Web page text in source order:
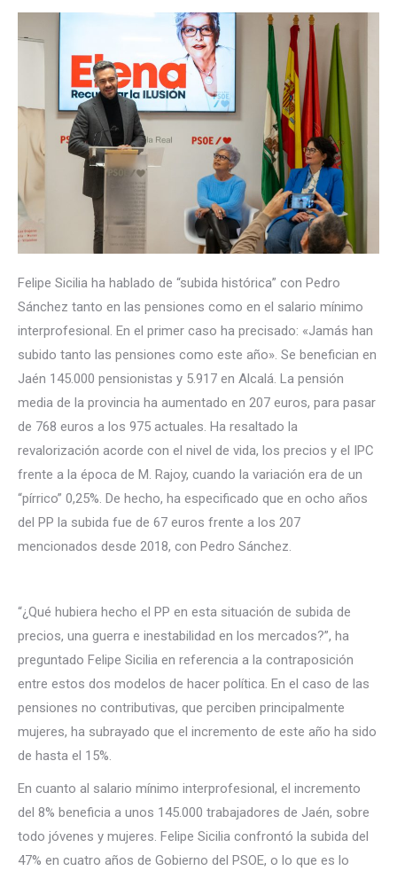
Felipe Sicilia ha hablado de “subida histórica” con Pedro
Sánchez tanto en las pensiones como en el salario mínimo
interprofesional. En el primer caso ha precisado: «Jamás han
subido tanto las pensiones como este año». Se benefician en
Jaén 145.000 pensionistas y 5.917 en Alcalá. La pensión
media de la provincia ha aumentado en 207 euros, para pasar
de 768 euros a los 975 actuales. Ha resaltado la
revalorización acorde con el nivel de vida, los precios y el IPC
frente a la época de M. Rajoy, cuando la variación era de un
“pírrico” 0,25%. De hecho, ha especificado que en ocho años
del PP la subida fue de 67 euros frente a los 207
mencionados desde 2018, con Pedro Sánchez.
“¿Qué hubiera hecho el PP en esta situación de subida de
precios, una guerra e inestabilidad en los mercados?”, ha
preguntado Felipe Sicilia en referencia a la contraposición
entre estos dos modelos de hacer política. En el caso de las
pensiones no contributivas, que perciben principalmente
mujeres, ha subrayado que el incremento de este año ha sido
de hasta el 15%.
En cuanto al salario mínimo interprofesional, el incremento
del 8% beneficia a unos 145.000 trabajadores de Jaén, sobre
todo jóvenes y mujeres. Felipe Sicilia confrontó la subida del
47% en cuatro años de Gobierno del PSOE, o lo que es lo